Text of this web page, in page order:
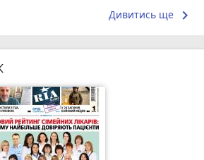
Дивитись ще keyboard_arrow_right